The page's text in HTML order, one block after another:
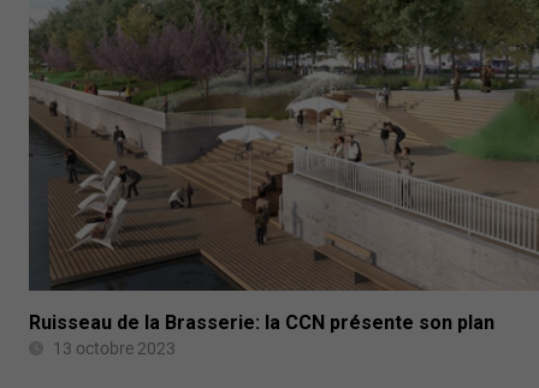
Ruisseau de la Brasserie: la CCN présente son plan
13 octobre 2023